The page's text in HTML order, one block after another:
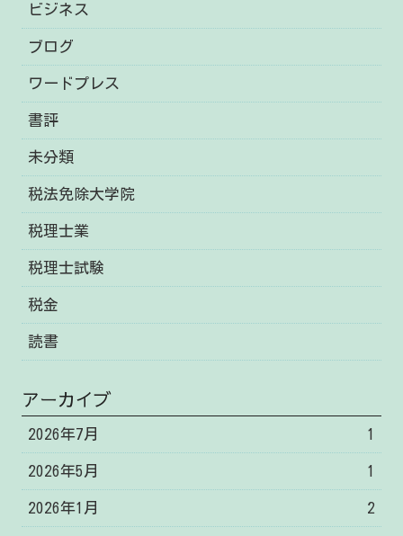
ビジネス
ブログ
ワードプレス
書評
未分類
税法免除大学院
税理士業
税理士試験
税金
読書
アーカイブ
2026年7月 1
2026年5月 1
2026年1月 2